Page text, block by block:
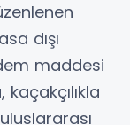
dışı
maddesi